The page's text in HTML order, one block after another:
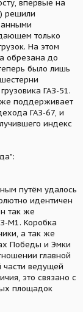
впервые на
решили
только
На этом
обрезана до
было лишь
ГАЗ-51.
же поддерживает
ГАЗ-67, и
индекс
путём удалось
идентичен
так же
М1. Коробка
а так же
Победы и Эмки
главной
части ведущей
это связано с
площадок